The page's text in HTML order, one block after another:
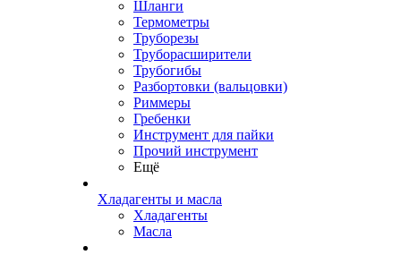
Шланги
Термометры
Труборезы
Труборасширители
Трубогибы
Разбортовки (вальцовки)
Риммеры
Гребенки
Инструмент для пайки
Прочий инструмент
Ещё
Хладагенты и масла
Хладагенты
Масла